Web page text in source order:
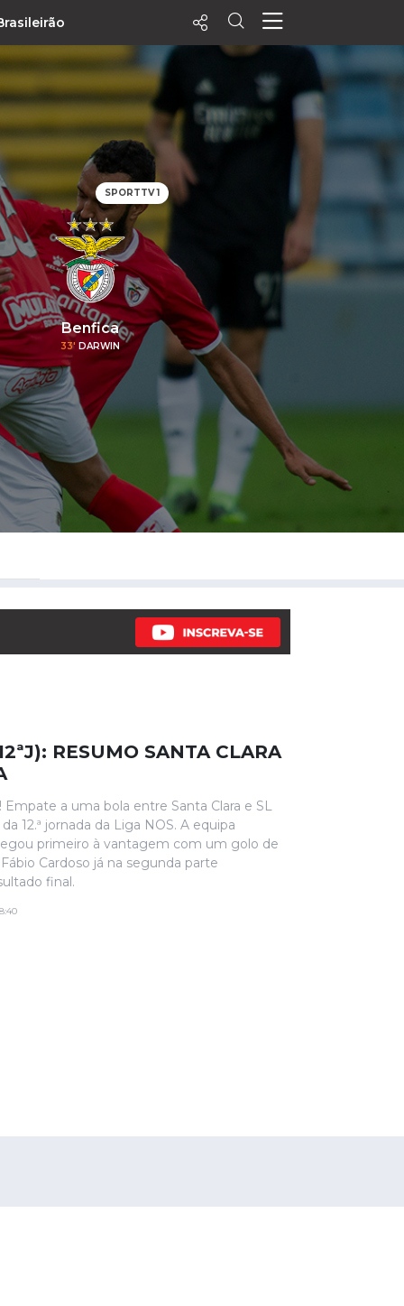
+ Visualizados
PALPITES
Agenda
Vídeos
Notícias
Playlists
MatchStories
SPORTTV 1
Benfica
33' DARWIN
RESUMO SANTA CLARA
Empate a uma bola entre Santa Clara e SL
12.ª jornada da Liga NOS. A equipa
primeiro à vantagem com um golo de
Cardoso já na segunda parte
final.